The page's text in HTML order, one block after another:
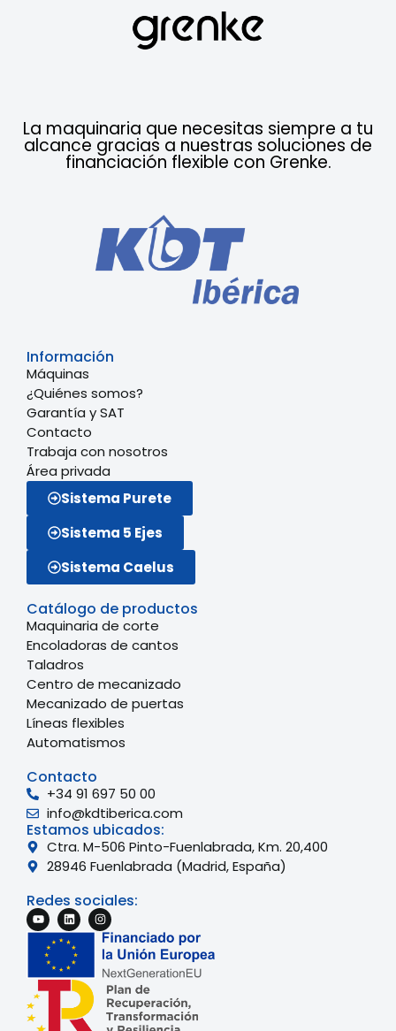
La maquinaria que necesitas siempre a tu
alcance gracias a nuestras soluciones de
financiación flexible con Grenke.
Información
Máquinas
¿Quiénes somos?
Garantía y SAT
Contacto
Trabaja con nosotros
Área privada
Sistema Purete
Sistema 5 Ejes
Sistema Caelus
Catálogo de productos
Maquinaria de corte
Encoladoras de cantos
Taladros
Centro de mecanizado
Mecanizado de puertas
Líneas flexibles
Automatismos
Contacto
+34 91 697 50 00
info@kdtiberica.com
Estamos ubicados:
Ctra. M-506 Pinto-Fuenlabrada, Km. 20,400
28946 Fuenlabrada (Madrid, España)
Redes sociales: